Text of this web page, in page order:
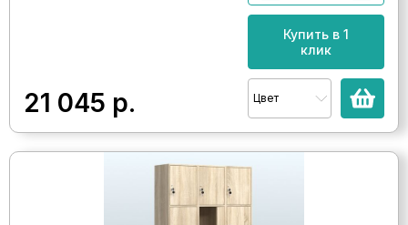
21 045 р.
Купить в 1
клик
Цвет